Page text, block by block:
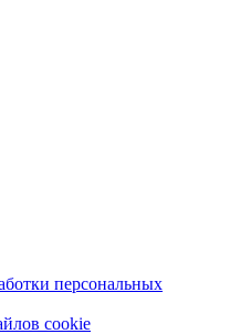
персональных
cookie